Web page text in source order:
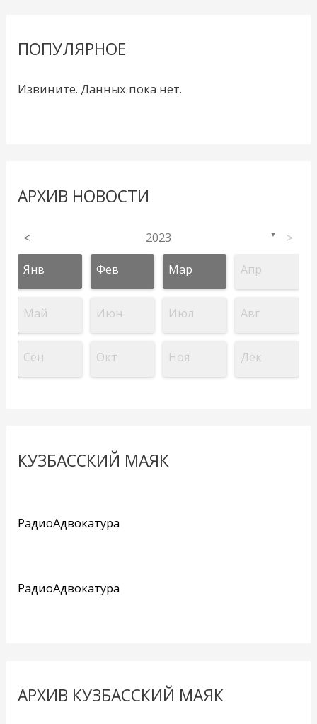
ПОПУЛЯРНОЕ
Извините. Данных пока нет.
АРХИВ НОВОСТИ
< 2023 ▼ >
Янв Фев Мар Апр
Май Июн Июл Авг
Сен Окт Ноя Дек
КУЗБАССКИЙ МАЯК
РадиоАдвокатура
РадиоАдвокатура
АРХИВ КУЗБАССКИЙ МАЯК